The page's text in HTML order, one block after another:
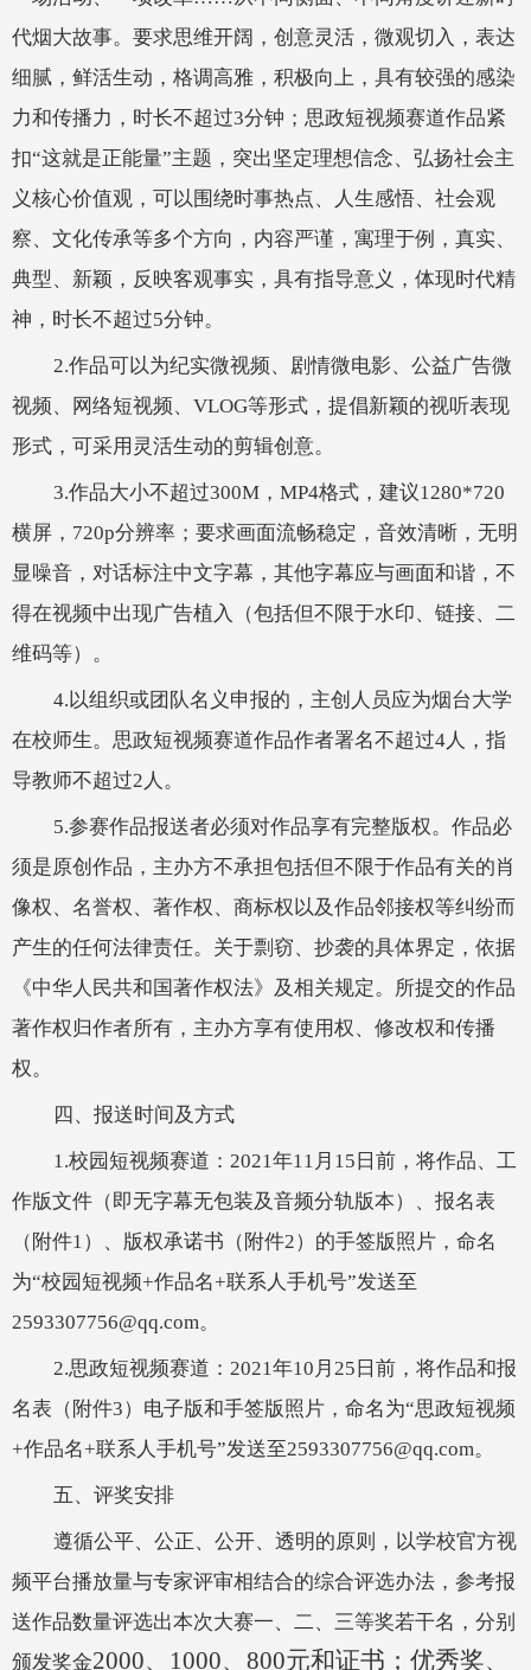
代烟大故事。要求思维开阔，创意灵活，微观切入，表达
细腻，鲜活生动，格调高雅，积极向上，具有较强的感染
力和传播力，时长不超过3分钟；思政短视频赛道作品紧
扣“这就是正能量”主题，突出坚定理想信念、弘扬社会主
义核心价值观，可以围绕时事热点、人生感悟、社会观
察、文化传承等多个方向，内容严谨，寓理于例，真实、
典型、新颖，反映客观事实，具有指导意义，体现时代精
神，时长不超过5分钟。
2.作品可以为纪实微视频、剧情微电影、公益广告微
视频、网络短视频、VLOG等形式，提倡新颖的视听表现
形式，可采用灵活生动的剪辑创意。
3.作品大小不超过300M，MP4格式，建议1280*720
横屏，720p分辨率；要求画面流畅稳定，音效清晰，无明
显噪音，对话标注中文字幕，其他字幕应与画面和谐，不
得在视频中出现广告植入（包括但不限于水印、链接、二
维码等）。
4.以组织或团队名义申报的，主创人员应为烟台大学
在校师生。思政短视频赛道作品作者署名不超过4人，指
导教师不超过2人。
5.参赛作品报送者必须对作品享有完整版权。作品必
须是原创作品，主办方不承担包括但不限于作品有关的肖
像权、名誉权、著作权、商标权以及作品邻接权等纠纷而
产生的任何法律责任。关于剽窃、抄袭的具体界定，依据
《中华人民共和国著作权法》及相关规定。所提交的作品
著作权归作者所有，主办方享有使用权、修改权和传播
权。
四、报送时间及方式
1.校园短视频赛道：2021年11月15日前，将作品、工
作版文件（即无字幕无包装及音频分轨版本）、报名表
（附件1）、版权承诺书（附件2）的手签版照片，命名
为“校园短视频+作品名+联系人手机号”发送至
2593307756@qq.com。
2.思政短视频赛道：2021年10月25日前，将作品和报
名表（附件3）电子版和手签版照片，命名为“思政短视频
+作品名+联系人手机号”发送至2593307756@qq.com。
五、评奖安排
遵循公平、公正、公开、透明的原则，以学校官方视
频平台播放量与专家评审相结合的综合评选办法，参考报
送作品数量评选出本次大赛一、二、三等奖若干名，分别
颁发奖金2000、1000、800元和证书；优秀奖、